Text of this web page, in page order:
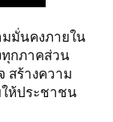
มมั่นคงภายใน
กภาคส่วน
สร้างความ
ห้ประชาชน